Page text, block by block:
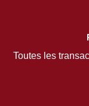
Toutes les